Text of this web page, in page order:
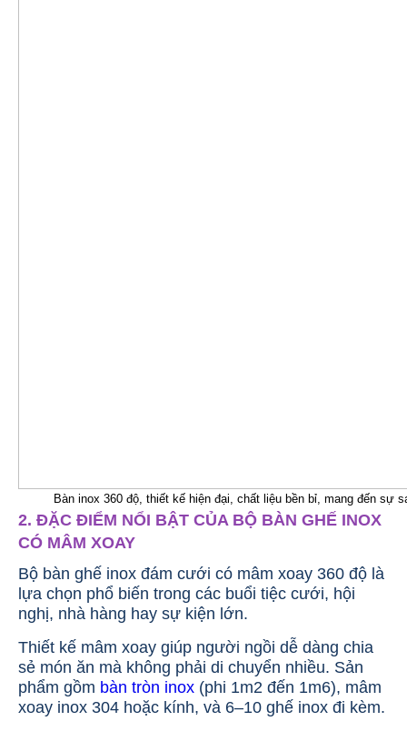
Bàn inox 360 độ, thiết kế hiện đại, chất liệu bền bỉ, mang đến sự
2. ĐẶC ĐIỂM NỔI BẬT CỦA BỘ BÀN GHẾ INOX
CÓ MÂM XOAY
Bộ bàn ghế inox đám cưới có mâm xoay 360 độ là
lựa chọn phổ biến trong các buổi tiệc cưới, hội
nghị, nhà hàng hay sự kiện lớn.
Thiết kế mâm xoay giúp người ngồi dễ dàng chia
sẻ món ăn mà không phải di chuyển nhiều. Sản
phẩm gồm bàn tròn inox (phi 1m2 đến 1m6), mâm
xoay inox 304 hoặc kính, và 6–10 ghế inox đi kèm.